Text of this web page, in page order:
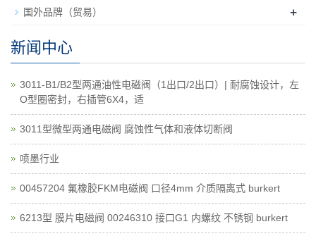
国外品牌（贸易） +
新闻中心
3011-B1/B2型两通油性电磁阀（1出口/2出口）| 耐腐蚀设计，左
O型圈密封，右插管6X4，适
3011型微型两通电磁阀 腐蚀性气体和液体切断阀
喷墨行业
00457204 氟橡胶FKM电磁阀 口径4mm 介质隔离式 burkert
6213型 膜片电磁阀 00246310 接口G1 内螺纹 不锈钢 burkert